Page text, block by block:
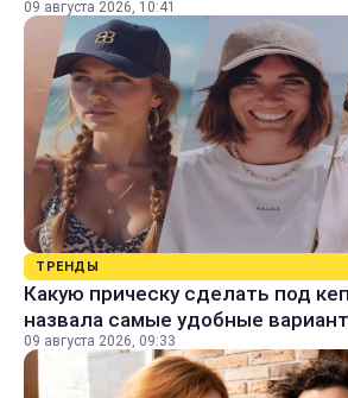
09 августа 2026, 10:41
ТРЕНДЫ
Какую прическу сделать под
назвала самые удобные
09 августа 2026, 09:33